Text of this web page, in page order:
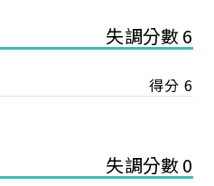
失調分數 6
得分 6
失調分數 0